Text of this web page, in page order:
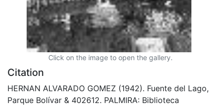
Click on the image to open the gallery.
Citation
HERNAN ALVARADO GOMEZ (1942). Fuente del Lago,
Parque Bolívar & 402612. PALMIRA: Biblioteca